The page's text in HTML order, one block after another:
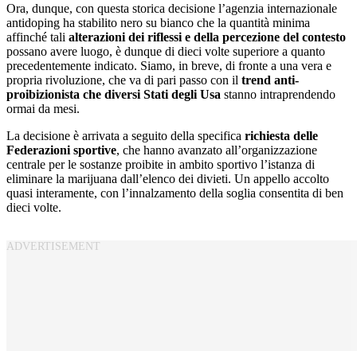
Ora, dunque, con questa storica decisione l’agenzia internazionale
antidoping ha stabilito nero su bianco che la quantità minima
affinché tali alterazioni dei riflessi e della percezione del contesto
possano avere luogo, è dunque di dieci volte superiore a quanto
precedentemente indicato. Siamo, in breve, di fronte a una vera e
propria rivoluzione, che va di pari passo con il trend anti-
proibizionista che diversi Stati degli Usa stanno intraprendendo
ormai da mesi.
La decisione è arrivata a seguito della specifica richiesta delle
Federazioni sportive, che hanno avanzato all’organizzazione
centrale per le sostanze proibite in ambito sportivo l’istanza di
eliminare la marijuana dall’elenco dei divieti. Un appello accolto
quasi interamente, con l’innalzamento della soglia consentita di ben
dieci volte.